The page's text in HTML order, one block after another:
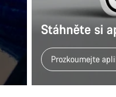
Stáhněte si
Prozkoumejte
Naši odborníci podpory